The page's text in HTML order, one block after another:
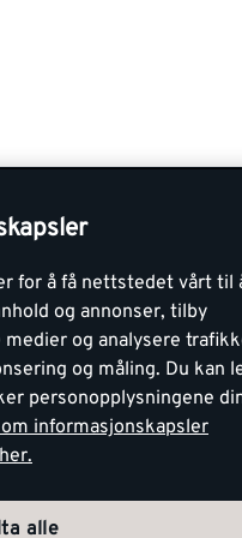
for å få nettstedet vårt til
og annonser, tilby
og analysere
og måling. Du kan
personopplysningene
informasjonskapsler
alle